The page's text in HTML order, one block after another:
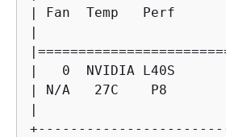
| Fan  Temp   Perf
|
|   0  NVIDIA L40S
| N/A   27C    P8
|